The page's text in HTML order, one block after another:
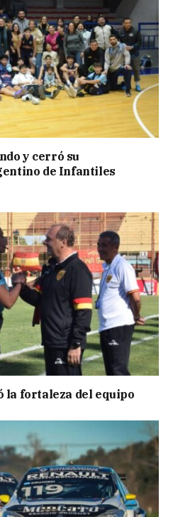
y cerró su
de Infantiles
la fortaleza del equipo